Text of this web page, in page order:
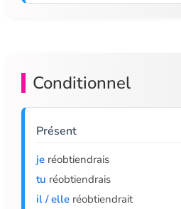
Conditionnel
Présent
je réobtiendrais
tu réobtiendrais
il / elle réobtiendrait